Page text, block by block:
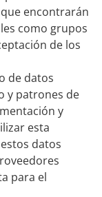
encontrarán
como grupos
de los
de datos
y patrones de
y
esta
datos
para el